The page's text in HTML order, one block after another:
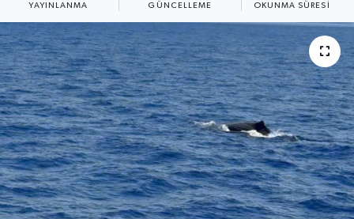
YAYINLANMA GÜNCELLEME OKUNMA SÜRESI
Canlı Maç
ÇEVRE
Dış Haberler
Dünya
EĞİTİM
EKONOMİ